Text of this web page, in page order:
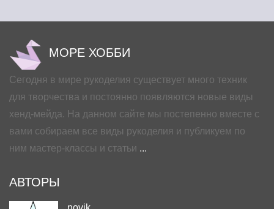
МОРЕ ХОББИ
Сегодня в мире рукоделия существует много техник
для творчества и постоянно появляются новые виды
хенд-мейда. На данном сайте мы постепенно вместе с
вами собираем все виды рукоделия и публикуем по
ним мастер-классы и статьи ...
АВТОРЫ